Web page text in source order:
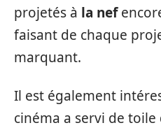
projetés à la nef
faisant de chaque
marquant.
Il est également
cinéma a servi de